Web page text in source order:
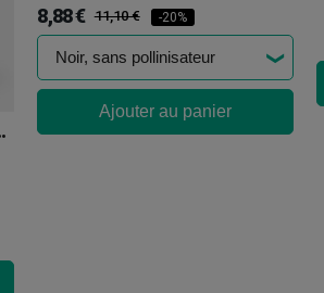
63mm
8,88 € 11,10 € -20%
Ajouter au panier